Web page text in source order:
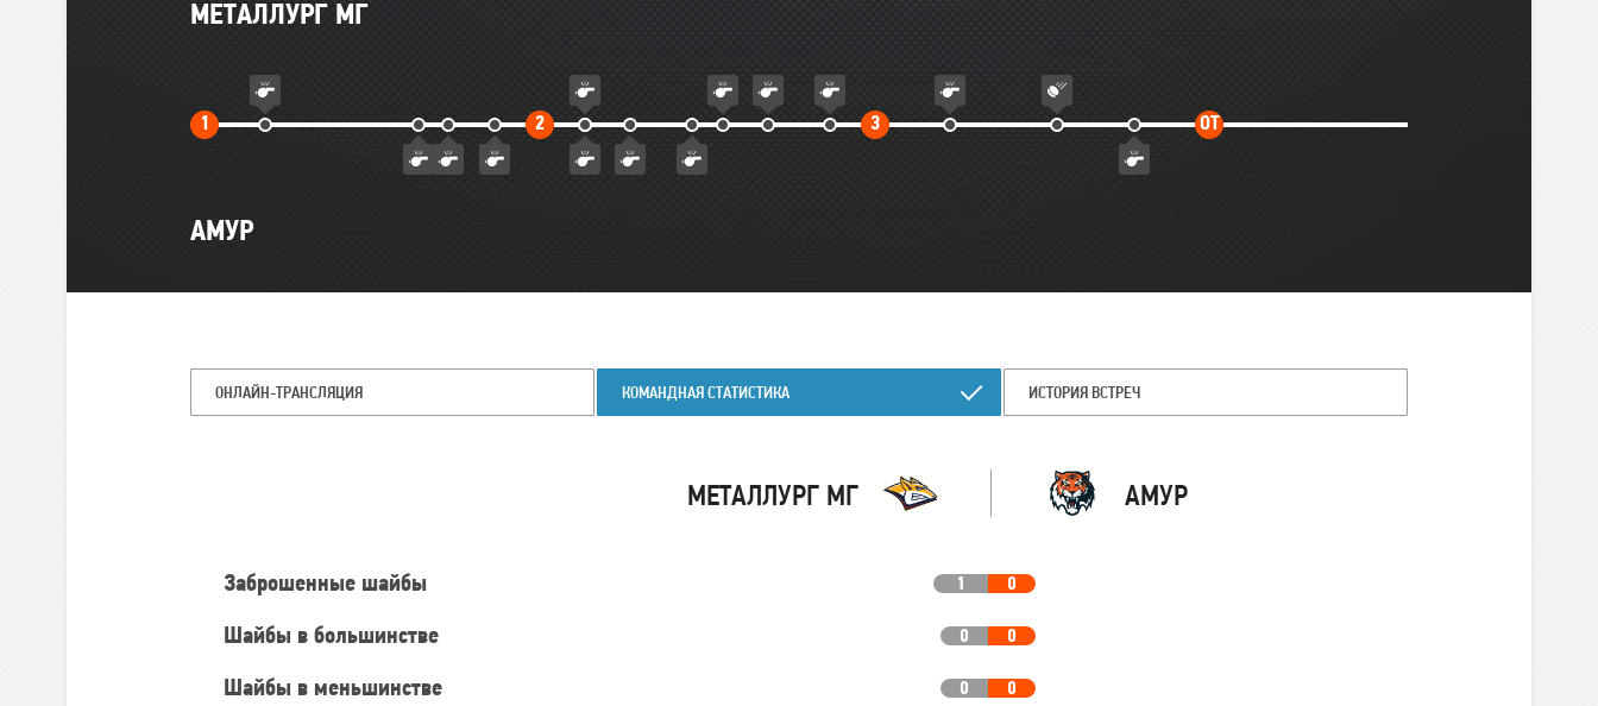
Главные
матча
МЕТАЛЛУРГ МГ
1 Первый
2Второй
тайм
3Третий
ОТДополнительное
АМУР
ОНЛАЙН-ТРАНСЛЯЦИЯ КОМАНДНАЯ СТАТИСТИКА ИСТОРИЯ ВСТРЕЧ
МЕТАЛЛУРГ МГ АМУР
Заброшенные шайбы 1 0
Шайбы в большинстве 0 0
Шайбы в меньшинстве 0 0